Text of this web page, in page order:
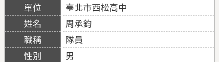
臺北市西松高中
周承鈞
隊員
男